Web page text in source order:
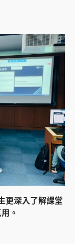
更深入了解課堂
。